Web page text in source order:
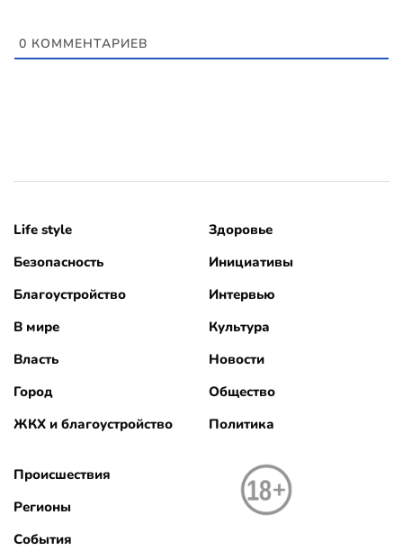
0 КОММЕНТАРИЕВ
Life style
Безопасность
Благоустройство
В мире
Власть
Город
ЖКХ и благоустройство
Здоровье
Инициативы
Интервью
Культура
Новости
Общество
Политика
Происшествия
Регионы
События